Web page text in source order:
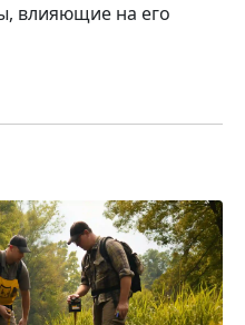
влияющие на его